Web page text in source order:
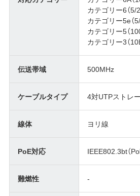
カテゴリー6（5/
カテゴリー5e（
カテゴリー5（
カテゴリー3（
伝送帯域 500MHz
ケーブルタイプ 4対UTPストレ
線体 ヨリ線
PoE対応 IEEE802.3bt（
難燃性 -